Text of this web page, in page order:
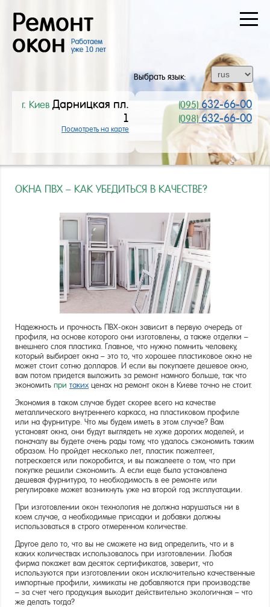
Выбрать язык:
г. Киев Дарницкая пл.
1
Посмотреть на карте
(095)632-66-00
(098)632-66-00
О
КОМПАНИИ
СТАТЬИ
ОКНА ПВХ – КАК УБЕДИТЬСЯ В КАЧЕСТВЕ?
Надежность и прочность ПВХ-окон зависит в первую очередь от
профиля, на основе которого они изготовлены, а также отделки –
внешнего слоя пластика. Главное, что нужно помнить человеку,
который выбирает окна – это то, что хорошее пластиковое окно не
может стоит сотню долларов. И если вы покупаете дешевое окно,
вам потом придется выложить за ремонт намного больше, так что
экономить при таких ценах на ремонт окон в Киеве точно не стоит.
Экономия в таком случае будет скорее всего на качестве
металлического внутреннего каркаса, на пластиковом профиле
или на фурнитуре. Что мы будем иметь в этом случае? Вам
установят окна, они будут выглядеть не хуже дорогих моделей, и
поначалу вы будете очень рады тому, что удалось сэкономить таким
образом. Но пройдет несколько лет, пластик пожелтеет,
потрескается или покоробится, и вы пожалеете о том, что при
покупке решили сэкономить. А если еще была установлена
дешевая фурнитура, то необходимость в ее ремонте или
регулировке может возникнуть уже на второй год эксплуатации.
При изготовлении окон технология не должна нарушаться ни в
коем случае, а необходимые присадки и добавки должны
использоваться в строго отмеренном количестве.
Другое дело то, что вы не сможете на вид определить, что и в
каких количествах использовалось при изготовлении. Любая
фирма покажет вам десяток сертификатов, заверит, что
используются при изготовлении окон исключительно качественные
импортные профили, химикаты не добавляются при производстве
– за счет чего продукция выходит действительно экологичная – что
же делать тогда?